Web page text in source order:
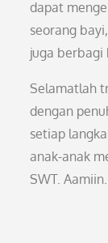
dapat
seorang
juga berbagi
Selamatlah
dengan
setiap
anak-anak
SWT. Aamiin.